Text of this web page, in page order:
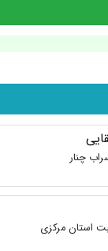
چنار
استان مرکزی